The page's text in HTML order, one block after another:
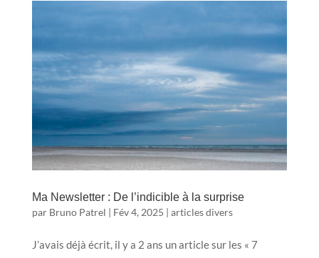
Ma Newsletter : De l’indicible à la surprise
par Bruno Patrel | Fév 4, 2025 | articles divers
J’avais déjà écrit, il y a 2 ans un article sur les « 7